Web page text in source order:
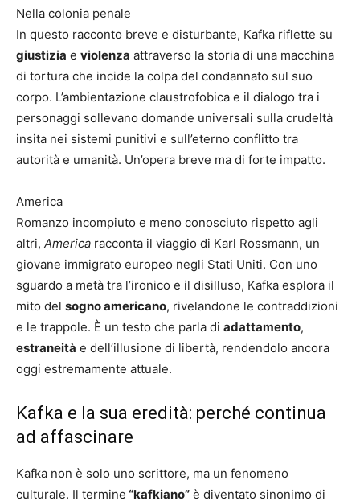
Nella colonia penale
In questo racconto breve e disturbante, Kafka riflette su
giustizia e violenza attraverso la storia di una macchina
di tortura che incide la colpa del condannato sul suo
corpo. L’ambientazione claustrofobica e il dialogo tra i
personaggi sollevano domande universali sulla crudeltà
insita nei sistemi punitivi e sull’eterno conflitto tra
autorità e umanità. Un’opera breve ma di forte impatto.
America
Romanzo incompiuto e meno conosciuto rispetto agli
altri, America racconta il viaggio di Karl Rossmann, un
giovane immigrato europeo negli Stati Uniti. Con uno
sguardo a metà tra l’ironico e il disilluso, Kafka esplora il
mito del sogno americano, rivelandone le contraddizioni
e le trappole. È un testo che parla di adattamento,
estraneità e dell’illusione di libertà, rendendolo ancora
oggi estremamente attuale.
Kafka e la sua eredità: perché continua
ad affascinare
Kafka non è solo uno scrittore, ma un fenomeno
culturale. Il termine “kafkiano” è diventato sinonimo di